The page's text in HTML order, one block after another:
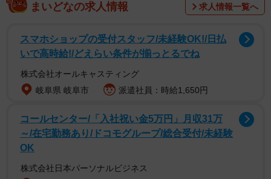
僕の倉庫に年単位で無断駐車
倉庫の通路も塞かれ倉庫に入れない、数えきれん程やられ
た。
あげくの果てに、今日も倉庫入れんで、その車の後ろにハ
くれってww
もう塞いだるわ
まいどなの求人情報 求人情報一覧へ
スマホショップの受付スタッフ/未経験OK!/日払
いで高時給!/どえらい条件が揃っとるでね
株式会社オールキャスティング
岐阜県 岐阜市
派遣社員：時給1,650円
コールセンター/「入社祝い金5万円」月収31万
～/在宅勤務あり/ドコモグループ/総合受付/未経験
OK
株式会社日本パーソナルビジネス